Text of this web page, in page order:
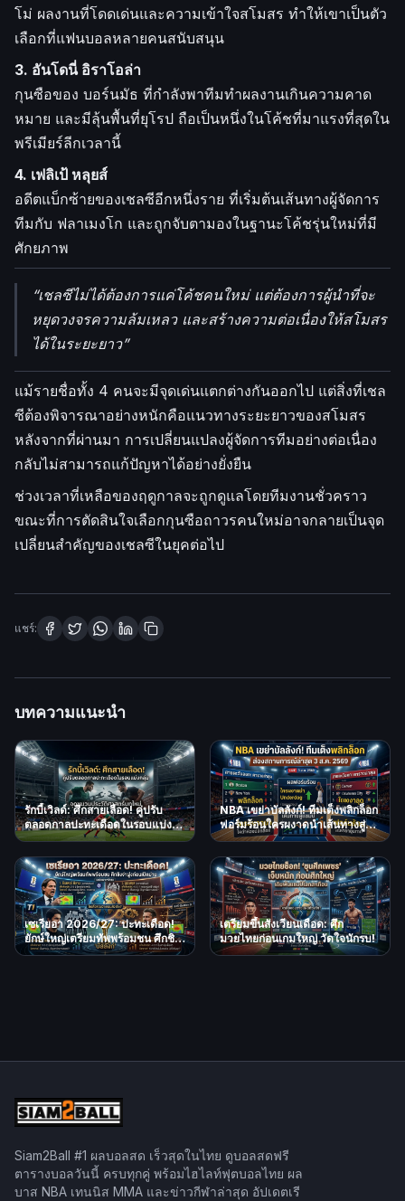
โม่ ผลงานที่โดดเด่นและความเข้าใจสโมสร ทำให้เขาเป็นตัว
เลือกที่แฟนบอลหลายคนสนับสนุน
3. อันโดนี่ อิราโอล่า
กุนซือของ บอร์นมัธ ที่กำลังพาทีมทำผลงานเกินความคาด
หมาย และมีลุ้นพื้นที่ยุโรป ถือเป็นหนึ่งในโค้ชที่มาแรงที่สุดใน
พรีเมียร์ลีกเวลานี้
4. เฟลิเป้ หลุยส์
อดีตแบ็กซ้ายของเชลซีอีกหนึ่งราย ที่เริ่มต้นเส้นทางผู้จัดการ
ทีมกับ ฟลาเมงโก และถูกจับตามองในฐานะโค้ชรุ่นใหม่ที่มี
ศักยภาพ
“เชลซีไม่ได้ต้องการแค่โค้ชคนใหม่ แต่ต้องการผู้นำที่จะ
หยุดวงจรความล้มเหลว และสร้างความต่อเนื่องให้สโมสร
ได้ในระยะยาว”
แม้รายชื่อทั้ง 4 คนจะมีจุดเด่นแตกต่างกันออกไป แต่สิ่งที่เชล
ซีต้องพิจารณาอย่างหนักคือแนวทางระยะยาวของสโมสร
หลังจากที่ผ่านมา การเปลี่ยนแปลงผู้จัดการทีมอย่างต่อเนื่อง
กลับไม่สามารถแก้ปัญหาได้อย่างยั่งยืน
ช่วงเวลาที่เหลือของฤดูกาลจะถูกดูแลโดยทีมงานชั่วคราว
ขณะที่การตัดสินใจเลือกกุนซือถาวรคนใหม่อาจกลายเป็นจุด
เปลี่ยนสำคัญของเชลซีในยุคต่อไป
แชร์:
บทความแนะนำ
รักบี้เวิลด์: ศึกสายเลือด! คู่ปรับ
ตลอดกาลปะทะเดือดในรอบแบ่ง
กลุ่ม จุดชนวนประวัติศาสตร์บท
NBA เขย่าบัลลังก์! ทีมเต็งพลิกล็อก
ฟอร์มร้อนใครผงาดนำเส้นทางสู่
แชมป์? ส่องสถานการณ์ล่าสุด 3
เซเรียอา 2026/27: ปะทะเดือด!
ยักษ์ใหญ่เตรียมทัพพร้อมชน ศึกชิง
จ่าฝูงก่อนเปิดม่าน
เตรียมขึ้นสังเวียนเดือด: ศึก
มวยไทยก่อนเกมใหญ่ วัดใจนักรบ!
Siam2Ball #1 ผลบอลสด เร็วสุดในไทย ดูบอลสดฟรี
ตารางบอลวันนี้ ครบทุกคู่ พร้อมไฮไลท์ฟุตบอลไทย ผล
บาส NBA เทนนิส MMA และข่าวกีฬาล่าสุด อัปเดตเรี